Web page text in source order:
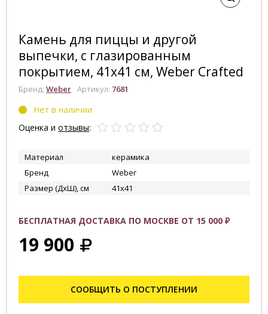
Камень для пиццы и другой
выпечки, с глазированным
покрытием, 41x41 см, Weber Crafted
Бренд: Weber Артикул: 7681
Нет в наличии
Оценка и отзывы:
Материал
керамика
Бренд
Weber
Размер (ДхШ), см
41x41
БЕСПЛАТНАЯ ДОСТАВКА ПО МОСКВЕ ОТ 15 000 ₽
19 900
СООБЩИТЬ О ПОСТУПЛЕНИИ